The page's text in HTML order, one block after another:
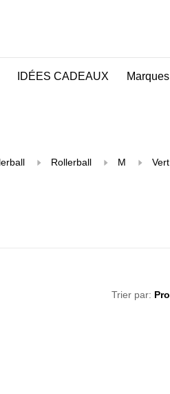
IDÉES CADEAUX Marques
Rollerball M Vert
Trier par: